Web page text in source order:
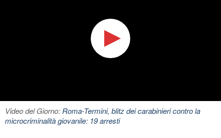
Video del Giorno:Roma-Termini, blitz dei carabinieri contro la
microcriminalità giovanile: 19 arresti